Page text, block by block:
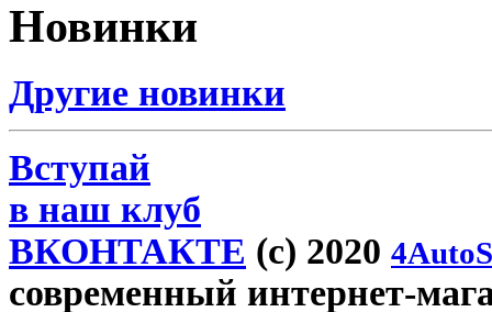
Новинки
Другие новинки
Вступай
в наш клуб
ВКОНТАКТЕ (c) 2020
современный интернет-